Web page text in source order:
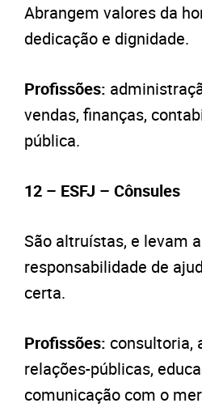
Abrangem valores da
dedicação e dignidade.
Profissões:
vendas, finanças,
pública.
12 – ESFJ – Cônsules
São altruístas, e levam
responsabilidade de
certa.
Profissões: consultoria,
relações-públicas,
comunicação com o